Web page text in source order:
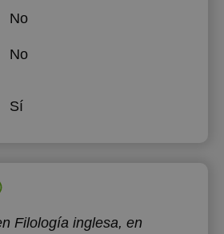
No
No
Sí
Filología inglesa, en